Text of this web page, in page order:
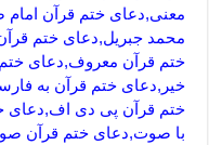
معنی,دعای ختم قرآن امام
محمد جبریل,دعای ختم
ختم قرآن معروف,دعای
خیر,دعای ختم قرآن به
ختم قرآن پی دی اف,دعای
با صوت,دعای ختم قرآن